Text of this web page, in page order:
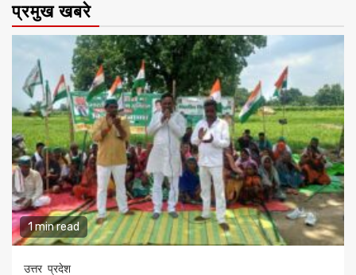
प्रमुख खबरे
1 min read
उत्तर प्रदेश